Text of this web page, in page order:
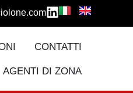
CONTATTI
AGENTI DI ZONA